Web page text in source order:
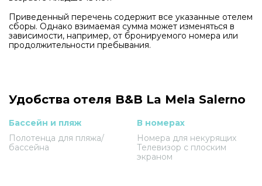
Приведенный перечень содержит все указанные отелем
сборы. Однако взимаемая сумма может изменяться в
зависимости, например, от бронируемого номера или
продолжительности пребывания.
Удобства отеля B&B La Mela Salerno
Бассейн и пляж
Полотенца для пляжа/
бассейна
В номерах
Номера для некурящих
Телевизор с плоским
экраном